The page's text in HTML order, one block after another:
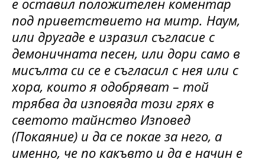
е оставил положителен коментар
под приветствието на митр. Наум,
или другаде е изразил съгласие с
демоничната песен, или дори само в
мисълта си се е съгласил с нея или с
хора, които я одобряват – той
трябва да изповяда този грях в
светото тайнство Изповед
(Покаяние) и да се покае за него, а
именно, че по какъвто и да е начин е